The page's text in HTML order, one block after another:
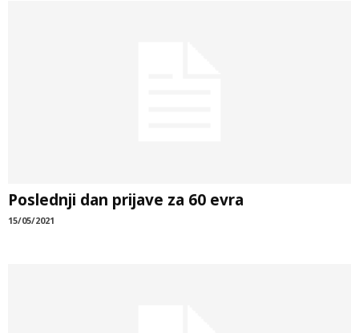
Poslednji dan prijave za 60 evra
15/05/2021